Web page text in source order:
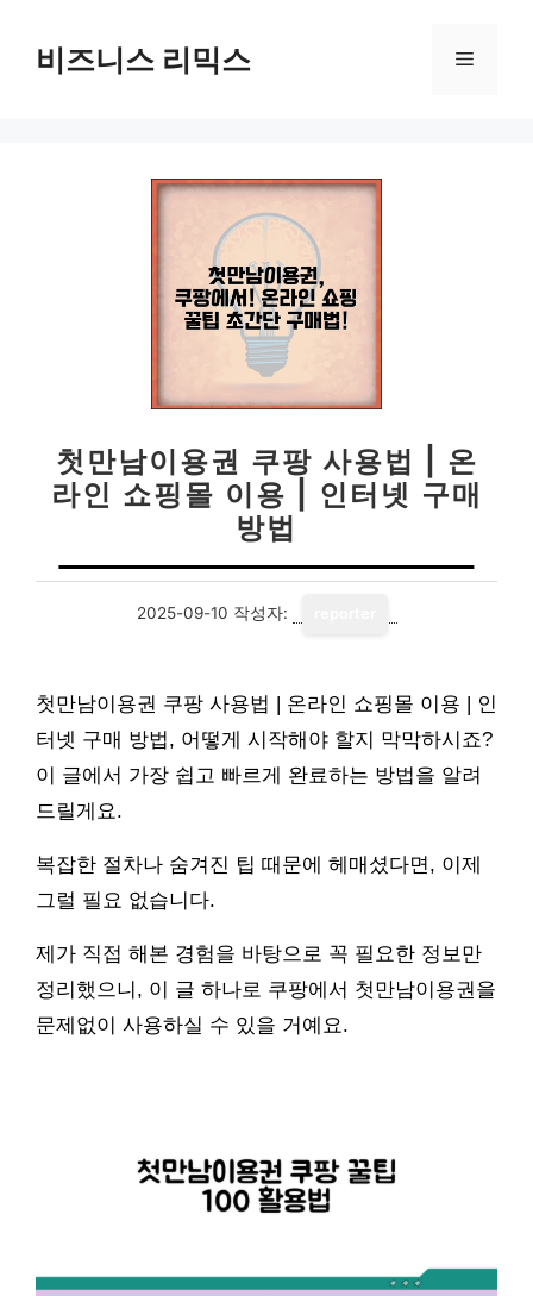
비즈니스 리믹스 메
첫만남이용권 쿠팡 사용법 | 온
라인 쇼핑몰 이용 | 인터넷 구매
방법
2025-09-10 작성자:
첫만남이용권 쿠팡 사용법 | 온라인 쇼핑몰 이용 | 인
터넷 구매 방법, 어떻게 시작해야 할지 막막하시죠?
이 글에서 가장 쉽고 빠르게 완료하는 방법을 알려
드릴게요.
복잡한 절차나 숨겨진 팁 때문에 헤매셨다면, 이제
그럴 필요 없습니다.
제가 직접 해본 경험을 바탕으로 꼭 필요한 정보만
정리했으니, 이 글 하나로 쿠팡에서 첫만남이용권을
문제없이 사용하실 수 있을 거예요.